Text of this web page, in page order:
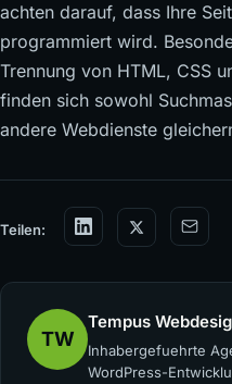
achten darauf, dass Ihre
programmiert wird.
Trennung von HTML, CSS
finden sich sowohl
andere Webdienste
Teilen:
TW
Tempus
Inhabergefuehrte
WordPress-